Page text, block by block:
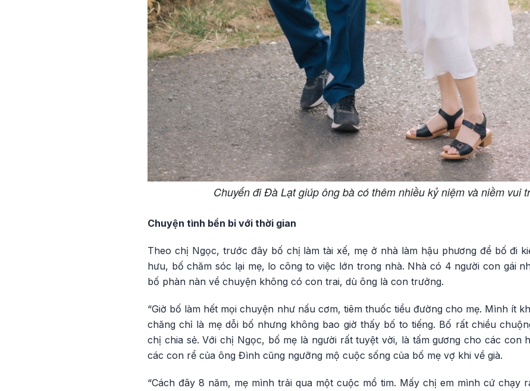
Chuyến đi Đà Lạt giúp ông bà có thêm nhiều kỷ niệm và niềm vui
Chuyện tình bền bỉ với thời gian
Theo chị Ngọc, trước đây bố chị làm tài xế, mẹ ở nhà làm hậu phương để bố đi
hưu, bố chăm sóc lại mẹ, lo công to việc lớn trong nhà. Nhà có 4 người con gái
bố phàn nàn về chuyện không có con trai, dù ông là con trưởng.
“Giờ bố làm hết mọi chuyện như nấu cơm, tiêm thuốc tiểu đường cho mẹ. Mình ít
chăng chỉ là mẹ dỗi bố nhưng không bao giờ thấy bố to tiếng. Bố rất chiều
chị chia sẻ. Với chị Ngọc, bố mẹ là người rất tuyệt vời, là tấm gương cho các con
các con rể của ông Đình cũng ngưỡng mộ cuộc sống của bố mẹ vợ khi về già.
“Cách đây 8 năm, mẹ mình trải qua một cuộc mổ tim. Mấy chị em mình cứ chạy